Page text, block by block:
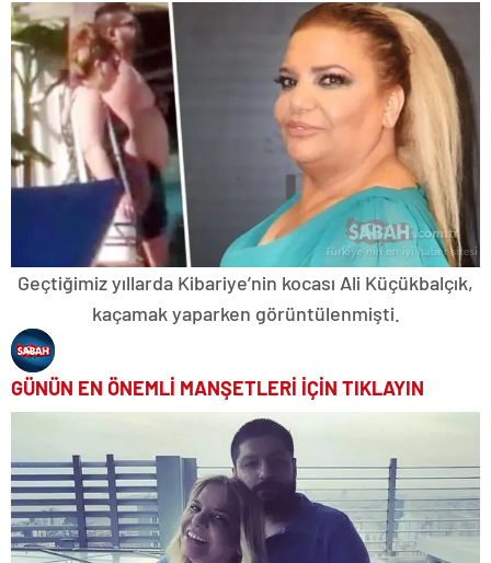
Geçtiğimiz yıllarda Kibariye’nin kocası Ali Küçükbalçık,
kaçamak yaparken görüntülenmişti.
GÜNÜN EN ÖNEMLİ MANŞETLERİ İÇİN TIKLAYIN